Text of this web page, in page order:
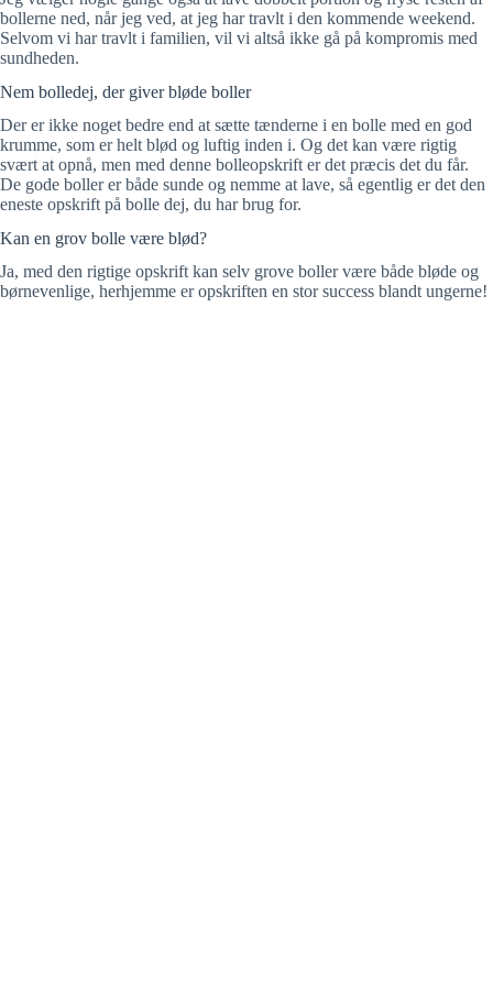
bollerne ned, når jeg ved, at jeg har travlt i den kommende weekend.
Selvom vi har travlt i familien, vil vi altså ikke gå på kompromis med
sundheden.
Nem bolledej, der giver bløde boller
Der er ikke noget bedre end at sætte tænderne i en bolle med en god
krumme, som er helt blød og luftig inden i. Og det kan være rigtig
svært at opnå, men med denne bolleopskrift er det præcis det du får.
De gode boller er både sunde og nemme at lave, så egentlig er det den
eneste opskrift på bolle dej, du har brug for.
Kan en grov bolle være blød?
Ja, med den rigtige opskrift kan selv grove boller være både bløde og
børnevenlige, herhjemme er opskriften en stor success blandt ungerne!